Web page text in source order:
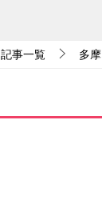
記事一覧 多摩